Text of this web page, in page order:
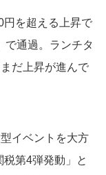
円を超える上昇で
で通過。ランチタ
だ上昇が進んで
イベントを大方
第4弾発動」と